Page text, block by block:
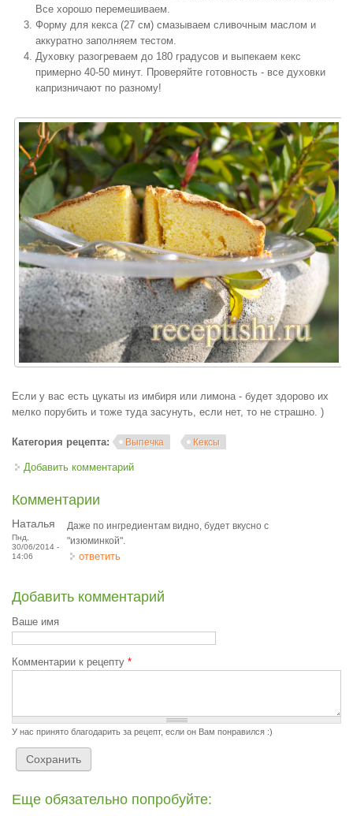
Все хорошо перемешиваем.
Форму для кекса (27 см) смазываем сливочным маслом и
аккуратно заполняем тестом.
Духовку разогреваем до 180 градусов и выпекаем кекс
примерно 40-50 минут. Проверяйте готовность - все духовки
капризничают по разному!
Если у вас есть цукаты из имбиря или лимона - будет здорово их
мелко порубить и тоже туда засунуть, если нет, то не страшно. )
Категория рецепта: Выпечка Кексы
Добавить комментарий
Комментарии
Наталья
Пнд,
30/06/2014 -
14:06
Даже по ингредиентам видно, будет вкусно с
"изюминкой".
ответить
Добавить комментарий
Ваше имя
Комментарии к рецепту *
У нас принято благодарить за рецепт, если он Вам понравился :)
Еще обязательно попробуйте: